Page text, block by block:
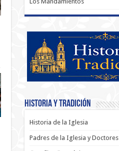
Historia y Tradición
Historia de la Iglesia
Padres de la Iglesia y Doctores